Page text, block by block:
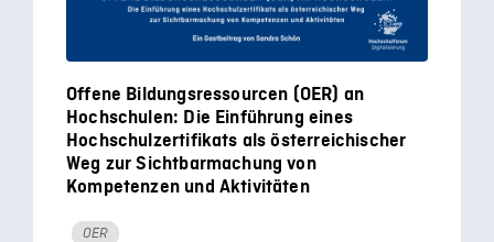
Offene Bildungsressourcen (OER) an
Hochschulen: Die Einführung eines
Hochschulzertifikats als österreichischer
Weg zur Sichtbarmachung von
Kompetenzen und Aktivitäten
OER